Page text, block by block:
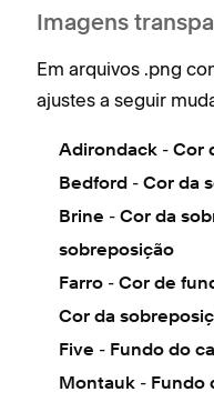
Imagens
Em arquivos .png
ajustes a seguir
Adirondack - Cor
Bedford - Cor da
Brine - Cor da
sobreposição
Farro - Cor de
Cor da
Five - Fundo do
Montauk - Fundo